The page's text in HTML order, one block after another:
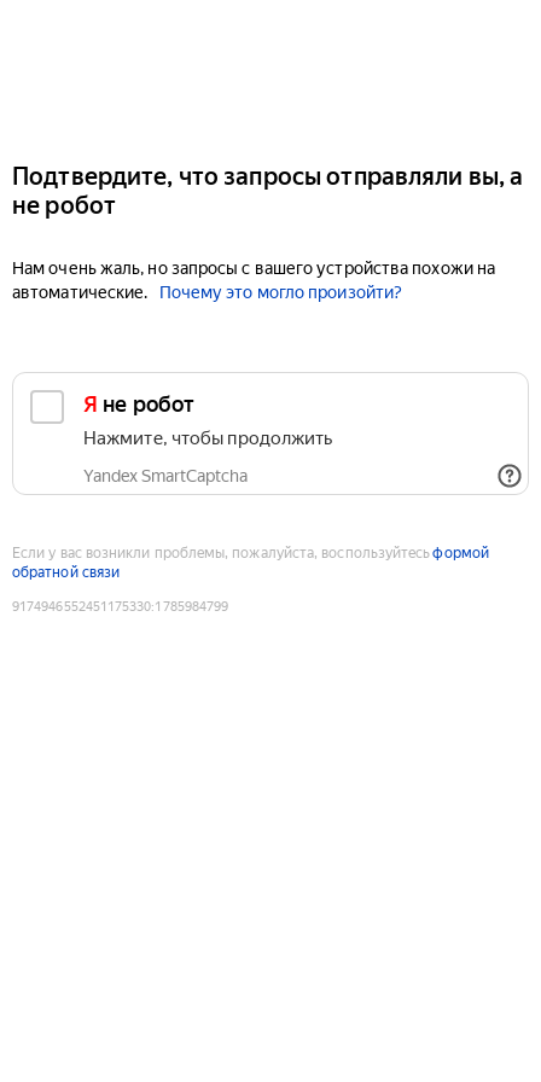
Подтвердите, что запросы отправляли вы, а
не робот
Нам очень жаль, но запросы с вашего устройства похожи на
автоматические.
Почему это могло произойти?
Я не робот
Нажмите, чтобы продолжить
Yandex SmartCaptcha
Если у вас возникли проблемы, пожалуйста, воспользуйтесьформой
обратной связи
9174946552451175330:1785984799